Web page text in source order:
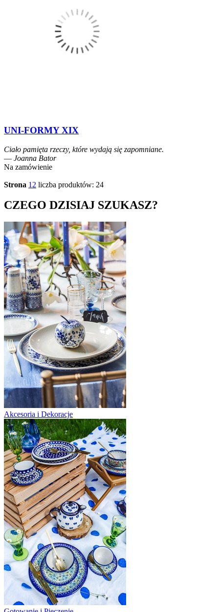
UNI-FORMY XIX
Ciało pamięta rzeczy, które wydają się zapomniane.
― Joanna Bator
Na zamówienie
Strona 1 2 liczba produktów: 24
CZEGO DZISIAJ SZUKASZ?
Akcesoria i Dekoracje